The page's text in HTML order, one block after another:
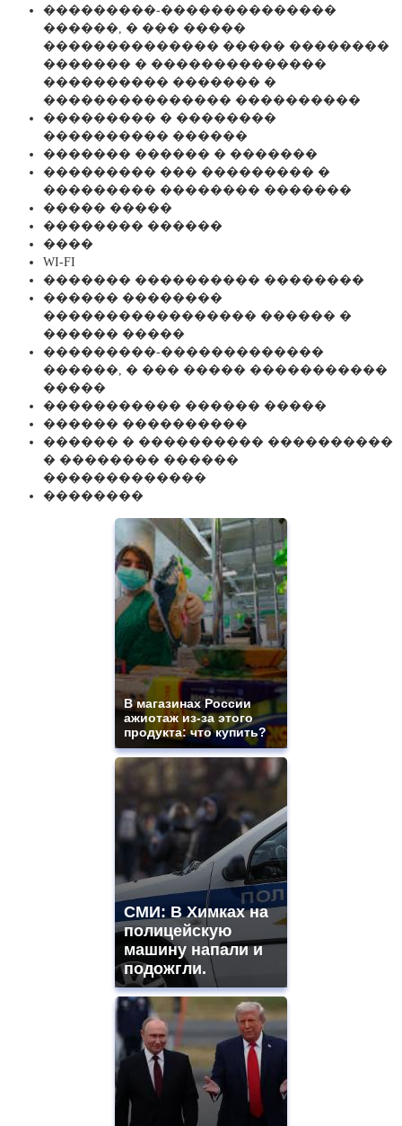
���������-��������������
������, � ��� �����
�������������� ����� ��������
������� � ��������������
���������� ������� �
��������������� ����������
��������� � ��������
���������� ������
������� ������ � �������
��������� ��� ��������� �
��������� �������� �������
����� �����
�������� ������
����
WI-FI
������� ���������� ��������
������ ��������
����������������� ������ �
������ �����
���������-�������������
������, � ��� ����� �����������
�����
����������� ������ �����
������ ����������
������ � ���������� ����������
� �������� ������
�������������
��������
В магазинах России
ажиотаж из-за этого
продукта: что купить?
СМИ: В Химках на
полицейскую
машину напали и
подожгли.